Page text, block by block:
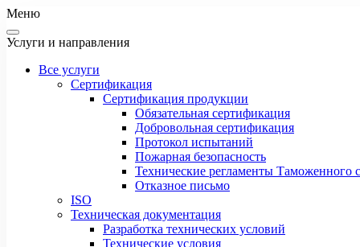
Меню
Услуги и направления
Все услуги
Сертификация
Сертификация продукции
Обязательная сертификация
Добровольная сертификация
Протокол испытаний
Пожарная безопасность
Технические регламенты Таможенного
Отказное письмо
ISO
Техническая документация
Разработка технических условий
Технические условия